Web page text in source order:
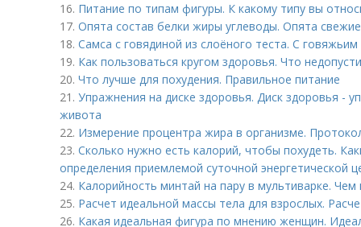
16. Питание по типам фигуры. К какому типу вы
17. Опята состав белки жиры углеводы. Опята свежие
18. Самса с говядиной из слоёного теста. С
19. Как пользоваться кругом здоровья. Что
20. Что лучше для похудения. Правильное питание
21. Упражнения на диске здоровья. Диск здоровья -
живота
22. Измерение процентра жира в организме.
23. Сколько нужно есть калорий, чтобы похудеть.
определения приемлемой суточной энергетической
24. Калорийность минтай на пару в мультиварке.
25. Расчет идеальной массы тела для взрослых.
26. Какая идеальная фигура по мнению женщин.